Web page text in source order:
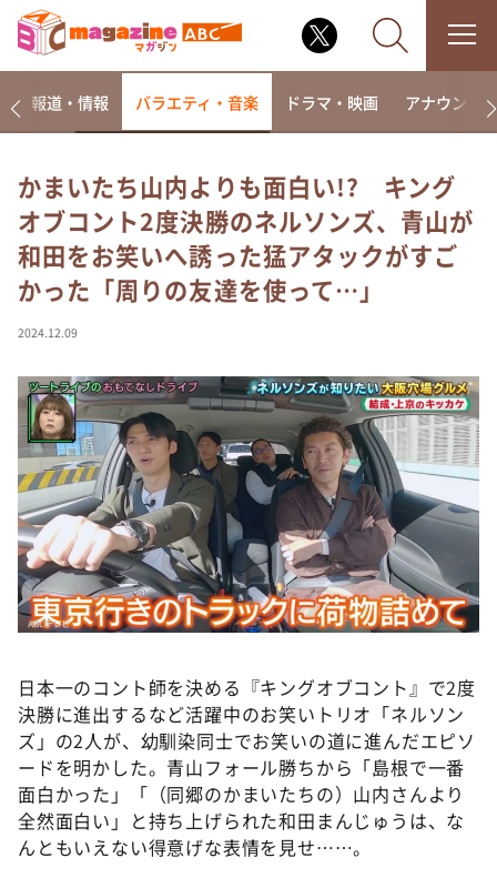
なるみ・岡村の過ぎるTV
相席食堂
これ余談なんですけど・・・
～人生密着トークバラエティ！～ やすとものいたっ
て真剣です
探偵！ナイトスクープ
news おかえり
河合＆A.B.C-Z塚田×福井アナ「なんでやねん！？」
（news おかえり）
DAIGOも台所 ～きょうの献立 何にする？～
本日はダイアンなり！シーズン２
朝だ！生です旅サラダ
教えて！ニュースライブ 正義のミカタ
新婚さんいらっしゃい！
ポツンと一軒家
ザキ山小屋本館
ぺこぱのまるスポ
アナ回覧板
報道・情報 バラエティ・音楽 ドラマ・映画 アナウンサー
かまいたち山内よりも面白い!? キング
オブコント2度決勝のネルソンズ、青山が
和田をお笑いへ誘った猛アタックがすご
かった「周りの友達を使って…」
2024.12.09
日本一のコント師を決める『キングオブコント』で2度
決勝に進出するなど活躍中のお笑いトリオ「ネルソン
ズ」の2人が、幼馴染同士でお笑いの道に進んだエピソ
ードを明かした。青山フォール勝ちから「島根で一番
面白かった」「（同郷のかまいたちの）山内さんより
全然面白い」と持ち上げられた和田まんじゅうは、な
んともいえない得意げな表情を見せ……。